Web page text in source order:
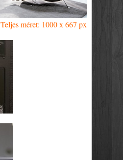
Teljes méret: 1000 x 667 px